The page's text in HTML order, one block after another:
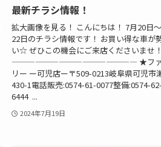
最新チラシ情報！
拡大画像を見る！ こんにちは！ 7月20日
22日のチラシ情報です！ お買い得な車が
い☆ ぜひこの機会にご来店くださいませ！
———————————————— ★ファ
リー ー可児店ー〒509-0213岐阜県可児市
430-1電話販売:0574-61-0077整備:0574-62-
6444 ...
2024年7月19日